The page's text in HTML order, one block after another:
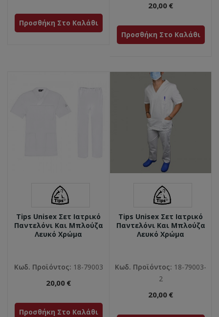
Προσθήκη Στο Καλάθι
20,00 €
Προσθήκη Στο Καλάθι
Tips Unisex Σετ Ιατρικό
Παντελόνι Και Μπλούζα
Λευκό Χρώμα
Κωδ. Προϊόντος: 18-79003
20,00 €
Προσθήκη Στο Καλάθι
Tips Unisex Σετ Ιατρικό
Παντελόνι Και Μπλούζα
Λευκό Χρώμα
Κωδ. Προϊόντος: 18-79003-
2
20,00 €